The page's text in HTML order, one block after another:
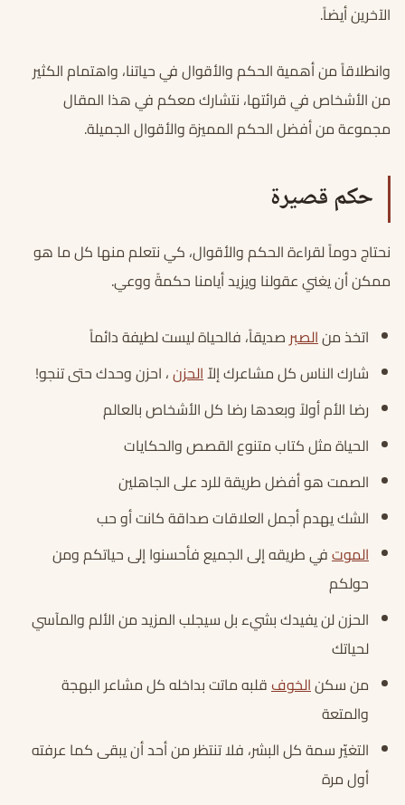
الآخرين أيضاً.
وانطلاقاً من أهمية الحكم والأقوال في حياتنا، واهتمام الكثير
من الأشخاص في قرائتها، نتشارك معكم في هذا المقال
مجموعة من أفضل الحكم المميزة والأقوال الجميلة.
حكم قصيرة
نحتاج دوماً لقراءة الحكم والأقوال، كي نتعلم منها كل ما هو
ممكن أن يغني عقولنا ويزيد أيامنا حكمةً ووعي.
اتخذ منالصبرصديقاً، فالحياة ليست لطيفة دائماً
شارك الناس كل مشاعرك إلاّالحزن، احزن وحدك حتى تنجو!
رضا الأم أولاً وبعدها رضا كل الأشخاص بالعالم
الحياة مثل كتاب متنوع القصص والحكايات
الصمت هو أفضل طريقة للرد على الجاهلين
الشك يهدم أجمل العلاقات صداقة كانت أو حب
الموتفي طريقه إلى الجميع فأحسنوا إلى حياتكم ومن
حولكم
الحزن لن يفيدك بشيء بل سيجلب المزيد من الألم والمآسي
لحياتك
من سكنالخوفقلبه ماتت بداخله كل مشاعر البهجة
والمتعة
التغيّر سمة كل البشر، فلا تنتظر من أحد أن يبقى كما عرفته
أول مرة